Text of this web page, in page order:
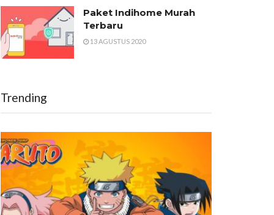
Paket Indihome Murah
Terbaru
13 AGUSTUS 2020
Trending